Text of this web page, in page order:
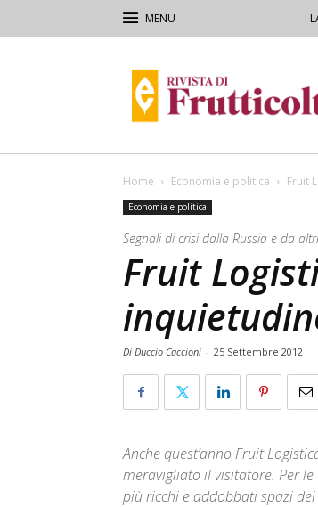
di
Frutticoltura
Home Economia e politica Fruit
Economia e politica
Segnali di crisi dalla Russia e da
Fruit
Di Duccio Caccioni - 25 Settembre 2012
Anche quest’anno Fruit
meravigliato il visitatore. Per
più ricchi e addobbati spazi